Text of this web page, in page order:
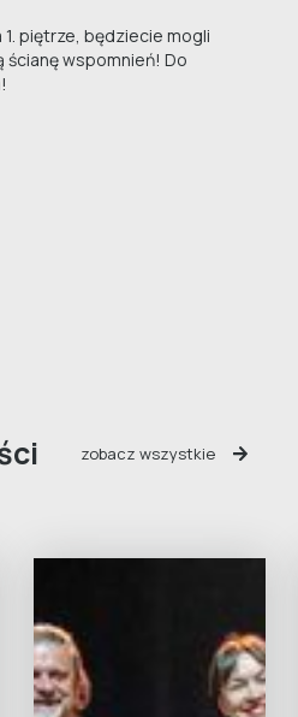
1. piętrze, będziecie mogli
ścianę wspomnień! Do
zobacz wszystkie